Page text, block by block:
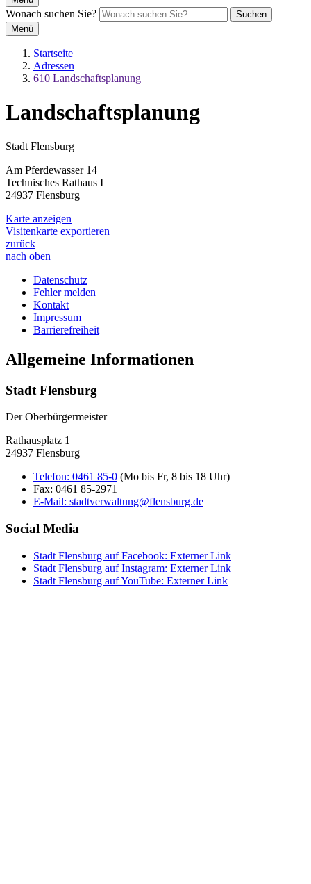
Wonach suchen Sie?
Suchen
Menü
Startseite
Adressen
610 Landschaftsplanung
Landschaftsplanung
Stadt Flensburg
Am Pferdewasser 14
Technisches Rathaus I
24937 Flensburg
Karte anzeigen
Visitenkarte exportieren
zurück
nach oben
Datenschutz
Fehler melden
Kontakt
Impressum
Barrierefreiheit
Allgemeine Informationen
Stadt Flensburg
Der Oberbürgermeister
Rathausplatz 1
24937 Flensburg
Telefon: 0461 85-0 (Mo bis Fr, 8 bis 18 Uhr)
Fax: 0461 85-2971
E-Mail: stadtverwaltung@flensburg.de
Social Media
Stadt Flensburg auf Facebook: Externer Link
Stadt Flensburg auf Instagram: Externer Link
Stadt Flensburg auf YouTube: Externer Link